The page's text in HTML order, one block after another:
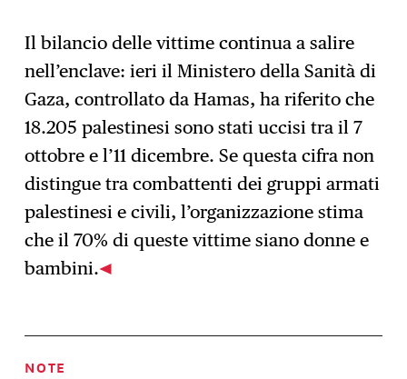
Il bilancio delle vittime continua a salire
nell’enclave: ieri il Ministero della Sanità di
Gaza, controllato da Hamas, ha riferito che
18.205 palestinesi sono stati uccisi tra il 7
ottobre e l’11 dicembre. Se questa cifra non
distingue tra combattenti dei gruppi armati
palestinesi e civili, l’organizzazione stima
che il 70% di queste vittime siano donne e
bambini.
NOTE